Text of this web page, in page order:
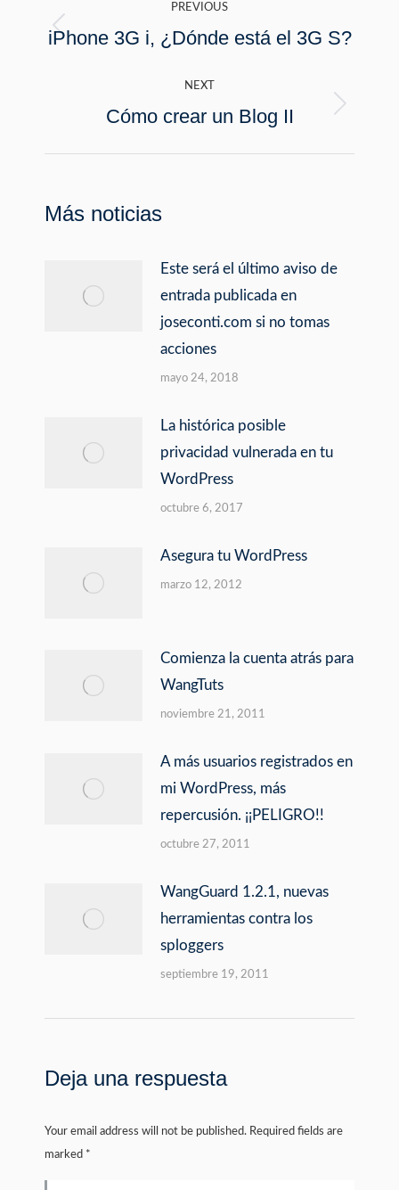
navigation
PREVIOUS
Previous
iPhone 3G i, ¿Dónde está el 3G S?
NEXT
Next
Cómo crear un Blog II
Más noticias
Este será el último aviso de
entrada publicada en
joseconti.com si no tomas
acciones
mayo 24, 2018
La histórica posible
privacidad vulnerada en tu
WordPress
octubre 6, 2017
Asegura tu WordPress
marzo 12, 2012
Comienza la cuenta atrás para
WangTuts
noviembre 21, 2011
A más usuarios registrados en
mi WordPress, más
repercusión. ¡¡PELIGRO!!
octubre 27, 2011
WangGuard 1.2.1, nuevas
herramientas contra los
sploggers
septiembre 19, 2011
Deja una respuesta
Your email address will not be published. Required fields are
marked *